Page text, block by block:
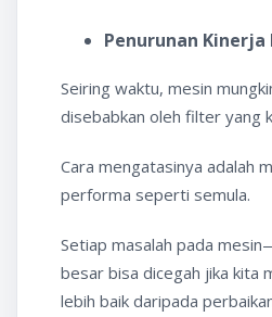
Penurunan Kinerja
Seiring waktu, mesin
disebabkan oleh filter yang
Cara mengatasinya adalah
performa seperti semula.
Setiap masalah pada
besar bisa dicegah jika kita
lebih baik daripada